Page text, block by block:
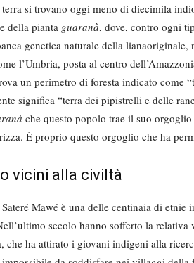
si trovano oggi meno di diecimila
della pianta guaranà, dove, contro ogni
genetica naturale della
l’Umbria, posta al centro
un perimetro di foresta indicato come
significa “terra dei pipistrelli e delle
che questo popolo trae il suo
È proprio questo orgoglio che ha
vicini alla civiltà
Mawé è una delle centinaia di
secolo hanno sofferto la
che ha attirato i giovani indigeni alla